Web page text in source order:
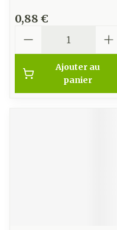
0,88 €
Ajouter au
panier